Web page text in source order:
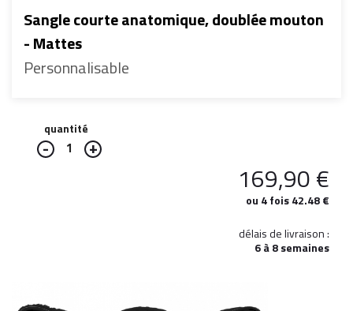
Sangle courte anatomique, doublée mouton
- Mattes
Personnalisable
quantité
1
169,90€
ou 4 fois 42.48 €
délais de livraison :
6 à 8 semaines